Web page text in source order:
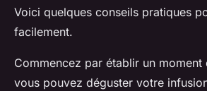
Voici quelques conseils pratiques
facilement.
Commencez par établir un moment
vous pouvez déguster votre